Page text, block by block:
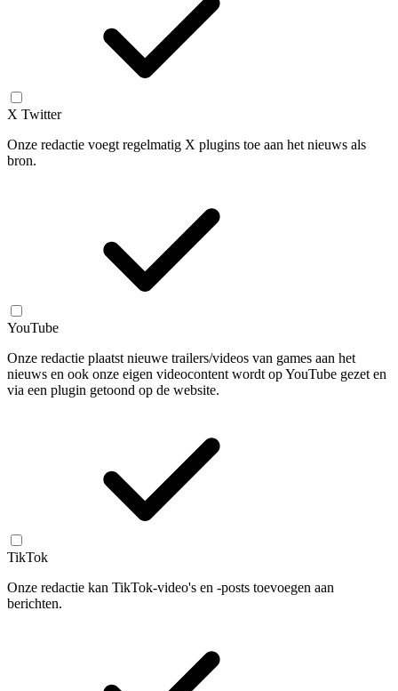
X Twitter
Onze redactie voegt regelmatig X plugins toe aan het nieuws als
bron.
YouTube
Onze redactie plaatst nieuwe trailers/videos van games aan het
nieuws en ook onze eigen videocontent wordt op YouTube gezet en
via een plugin getoond op de website.
TikTok
Onze redactie kan TikTok-video's en -posts toevoegen aan
berichten.